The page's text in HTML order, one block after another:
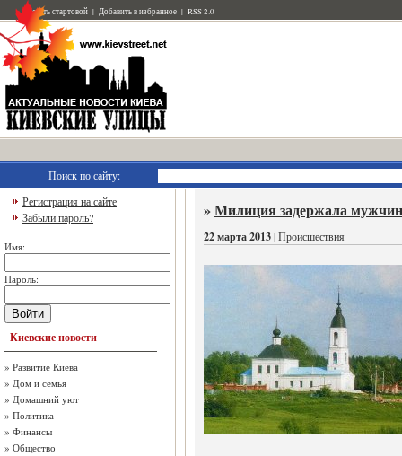
Сделать стартовой | Добавить в избранное | RSS 2.0
Поиск по сайту:
Регистрация на сайте
Забыли пароль?
Имя:
Пароль:
Войти
Киевские новости
» Развитие Киева
» Дом и семья
» Домашний уют
» Политика
» Финансы
» Общество
»Милиция задержала
22 марта 2013| Происшествия